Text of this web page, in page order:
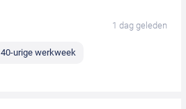
1 dag geleden
40-urige werkweek